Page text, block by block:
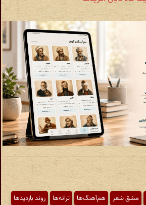
مشق شعر هم‌آهنگ‌ها ترانه‌ها
روند بازدیدها